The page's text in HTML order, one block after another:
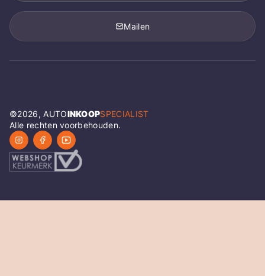
Mailen
©2026, AUTOINKOOPSPECIALIST
Alle rechten voorbehouden.